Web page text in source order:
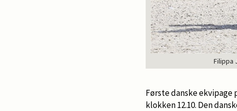
Filippa
Første danske ekvipage
klokken 12.10. Den